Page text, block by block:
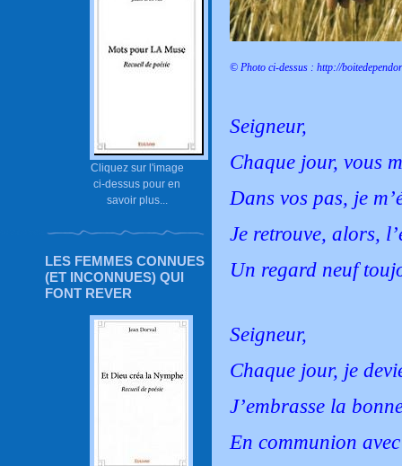
Cliquez sur l'image
ci-dessus pour en
savoir plus...
LES FEMMES CONNUES
(ET INCONNUES) QUI
FONT REVER
© Photo ci-dessus : http://
Seigneur,
Chaque jour, vous
Dans vos pas, je
Je retrouve, alors,
Un regard neuf
Seigneur,
Chaque jour, je
J’embrasse la
En communion